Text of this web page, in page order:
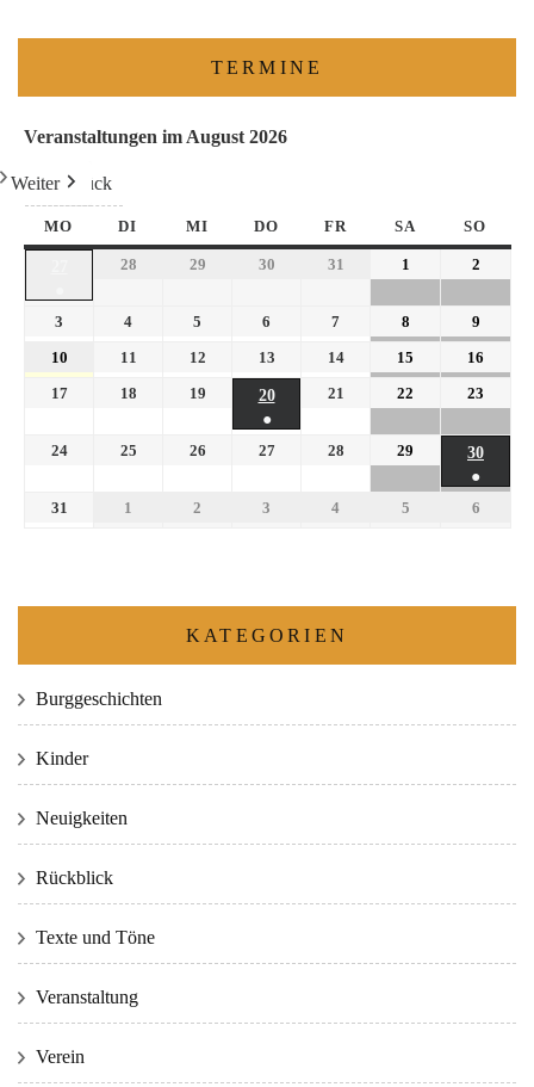
TERMINE
Veranstaltungen im August 2026
Zurück
Heute
Weiter
MO DI MI DO FR SA SO
28 29 30 31 1 2
3 4 5 6 7 8
9
10
11 12 13 14 15
16
17
18 19
20
●
21 22 23
24 25 26 27 28 29
30
●
31 1 2 3 4 5 6
KATEGORIEN
Burggeschichten
Kinder
Neuigkeiten
Rückblick
Texte und Töne
Veranstaltung
Verein